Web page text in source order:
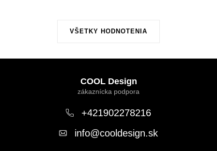
VŠETKY HODNOTENIA
COOL Design
+421902278216
info@cooldesign.sk